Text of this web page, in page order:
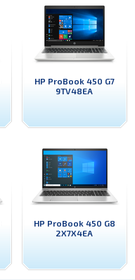
HP ProBook 450 G7
9TV48EA
HP ProBook 450 G8
2X7X4EA